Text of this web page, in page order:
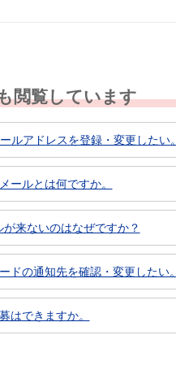
閲覧しています
ルアドレスを登録・変更したい。
ールとは何ですか。
来ないのはなぜですか？
ドの通知先を確認・変更したい。
はできますか。